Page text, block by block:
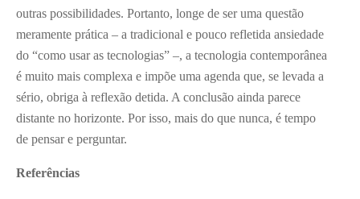
outras possibilidades. Portanto, longe de ser uma questão
meramente prática – a tradicional e pouco refletida ansiedade
do “como usar as tecnologias” –, a tecnologia contemporânea
é muito mais complexa e impõe uma agenda que, se levada a
sério, obriga à reflexão detida. A conclusão ainda parece
distante no horizonte. Por isso, mais do que nunca, é tempo
de pensar e perguntar.
Referências